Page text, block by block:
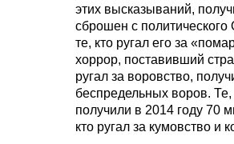
этих высказываний,
сброшен с
те, кто ругал его за
хоррор, поставивший
ругал за воровство,
беспредельных воров. Те,
получили в 2014 году 70
кто ругал за кумовство